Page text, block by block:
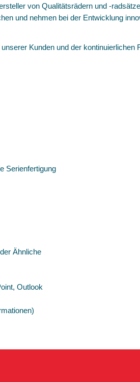
von Qualitätsrädern und -
und nehmen bei der Entwicklung
Kunden und der
Serienfertigung
Ähnliche
Outlook